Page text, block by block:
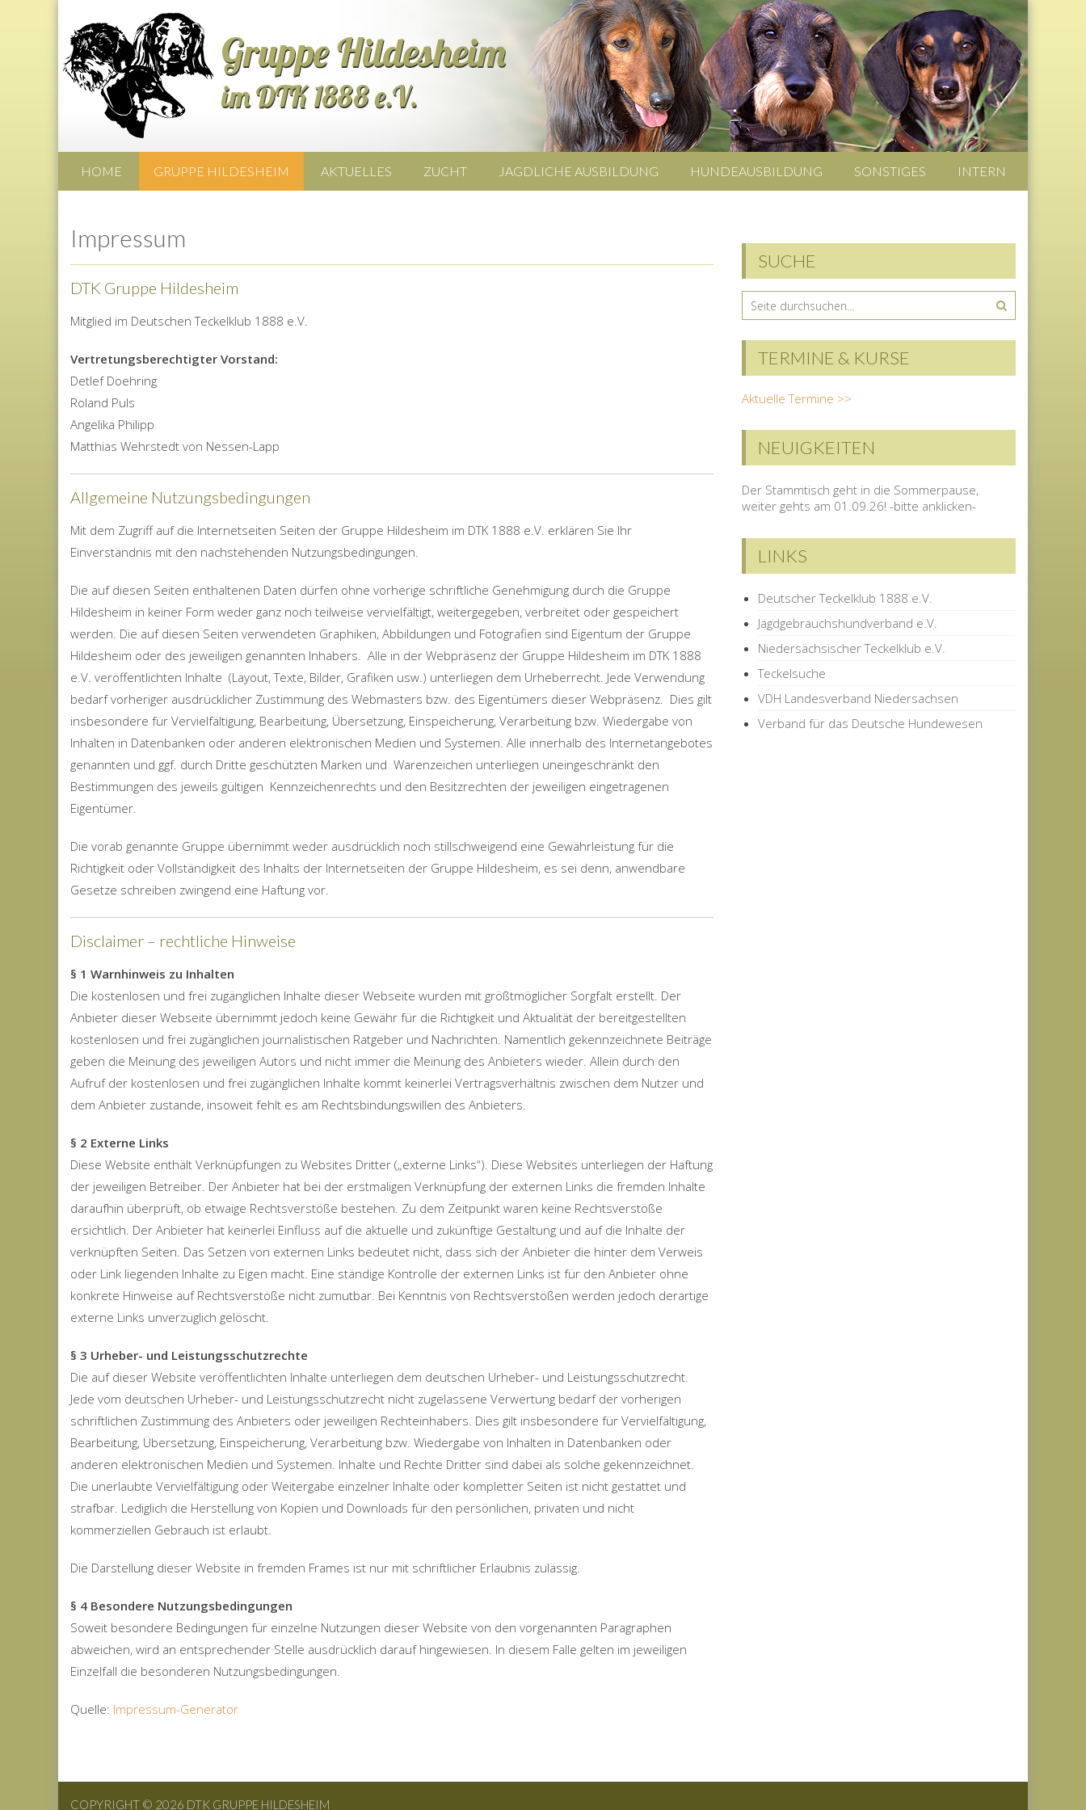
HOME GRUPPE HILDESHEIM AKTUELLES ZUCHT JAGDLICHE AUSBILDUNG HUNDEAUSBILDUNG SONSTIGES INTERN
Impressum
DTK Gruppe Hildesheim
Mitglied im Deutschen Teckelklub 1888 e.V.
Vertretungsberechtigter Vorstand:
Detlef Doehring
Roland Puls
Angelika Philipp
Matthias Wehrstedt von Nessen-Lapp
Allgemeine Nutzungsbedingungen
Mit dem Zugriff auf die Internetseiten Seiten der Gruppe Hildesheim im DTK 1888 e.V. erklären Sie Ihr
Einverständnis mit den nachstehenden Nutzungsbedingungen.
Die auf diesen Seiten enthaltenen Daten dürfen ohne vorherige schriftliche Genehmigung durch die Gruppe
Hildesheim in keiner Form weder ganz noch teilweise vervielfältigt, weitergegeben, verbreitet oder gespeichert
werden. Die auf diesen Seiten verwendeten Graphiken, Abbildungen und Fotografien sind Eigentum der Gruppe
Hildesheim oder des jeweiligen genannten Inhabers. Alle in der Webpräsenz der Gruppe Hildesheim im DTK 1888
e.V. veröffentlichten Inhalte (Layout, Texte, Bilder, Grafiken usw.) unterliegen dem Urheberrecht. Jede Verwendung
bedarf vorheriger ausdrücklicher Zustimmung des Webmasters bzw. des Eigentümers dieser Webpräsenz. Dies gilt
insbesondere für Vervielfältigung, Bearbeitung, Übersetzung, Einspeicherung, Verarbeitung bzw. Wiedergabe von
Inhalten in Datenbanken oder anderen elektronischen Medien und Systemen. Alle innerhalb des Internetangebotes
genannten und ggf. durch Dritte geschützten Marken und Warenzeichen unterliegen uneingeschränkt den
Bestimmungen des jeweils gültigen Kennzeichenrechts und den Besitzrechten der jeweiligen eingetragenen
Eigentümer.
Die vorab genannte Gruppe übernimmt weder ausdrücklich noch stillschweigend eine Gewährleistung für die
Richtigkeit oder Vollständigkeit des Inhalts der Internetseiten der Gruppe Hildesheim, es sei denn, anwendbare
Gesetze schreiben zwingend eine Haftung vor.
Disclaimer – rechtliche Hinweise
§ 1 Warnhinweis zu Inhalten
Die kostenlosen und frei zugänglichen Inhalte dieser Webseite wurden mit größtmöglicher Sorgfalt erstellt. Der
Anbieter dieser Webseite übernimmt jedoch keine Gewähr für die Richtigkeit und Aktualität der bereitgestellten
kostenlosen und frei zugänglichen journalistischen Ratgeber und Nachrichten. Namentlich gekennzeichnete Beiträge
geben die Meinung des jeweiligen Autors und nicht immer die Meinung des Anbieters wieder. Allein durch den
Aufruf der kostenlosen und frei zugänglichen Inhalte kommt keinerlei Vertragsverhältnis zwischen dem Nutzer und
dem Anbieter zustande, insoweit fehlt es am Rechtsbindungswillen des Anbieters.
§ 2 Externe Links
Diese Website enthält Verknüpfungen zu Websites Dritter („externe Links“). Diese Websites unterliegen der Haftung
der jeweiligen Betreiber. Der Anbieter hat bei der erstmaligen Verknüpfung der externen Links die fremden Inhalte
daraufhin überprüft, ob etwaige Rechtsverstöße bestehen. Zu dem Zeitpunkt waren keine Rechtsverstöße
ersichtlich. Der Anbieter hat keinerlei Einfluss auf die aktuelle und zukünftige Gestaltung und auf die Inhalte der
verknüpften Seiten. Das Setzen von externen Links bedeutet nicht, dass sich der Anbieter die hinter dem Verweis
oder Link liegenden Inhalte zu Eigen macht. Eine ständige Kontrolle der externen Links ist für den Anbieter ohne
konkrete Hinweise auf Rechtsverstöße nicht zumutbar. Bei Kenntnis von Rechtsverstößen werden jedoch derartige
externe Links unverzüglich gelöscht.
§ 3 Urheber- und Leistungsschutzrechte
Die auf dieser Website veröffentlichten Inhalte unterliegen dem deutschen Urheber- und Leistungsschutzrecht.
Jede vom deutschen Urheber- und Leistungsschutzrecht nicht zugelassene Verwertung bedarf der vorherigen
schriftlichen Zustimmung des Anbieters oder jeweiligen Rechteinhabers. Dies gilt insbesondere für Vervielfältigung,
Bearbeitung, Übersetzung, Einspeicherung, Verarbeitung bzw. Wiedergabe von Inhalten in Datenbanken oder
anderen elektronischen Medien und Systemen. Inhalte und Rechte Dritter sind dabei als solche gekennzeichnet.
Die unerlaubte Vervielfältigung oder Weitergabe einzelner Inhalte oder kompletter Seiten ist nicht gestattet und
strafbar. Lediglich die Herstellung von Kopien und Downloads für den persönlichen, privaten und nicht
kommerziellen Gebrauch ist erlaubt.
Die Darstellung dieser Website in fremden Frames ist nur mit schriftlicher Erlaubnis zulässig.
§ 4 Besondere Nutzungsbedingungen
Soweit besondere Bedingungen für einzelne Nutzungen dieser Website von den vorgenannten Paragraphen
abweichen, wird an entsprechender Stelle ausdrücklich darauf hingewiesen. In diesem Falle gelten im jeweiligen
Einzelfall die besonderen Nutzungsbedingungen.
Quelle: Impressum-Generator
SUCHE
TERMINE & KURSE
Aktuelle Termine >>
NEUIGKEITEN
Der Stammtisch geht in die Sommerpause,
weiter gehts am 01.09.26! -bitte anklicken-
LINKS
Deutscher Teckelklub 1888 e.V.
Jagdgebrauchshundverband e.V.
Niedersächsischer Teckelklub e.V.
Teckelsuche
VDH Landesverband Niedersachsen
Verband für das Deutsche Hundewesen
COPYRIGHT © 2026 DTK GRUPPE HILDESHEIM